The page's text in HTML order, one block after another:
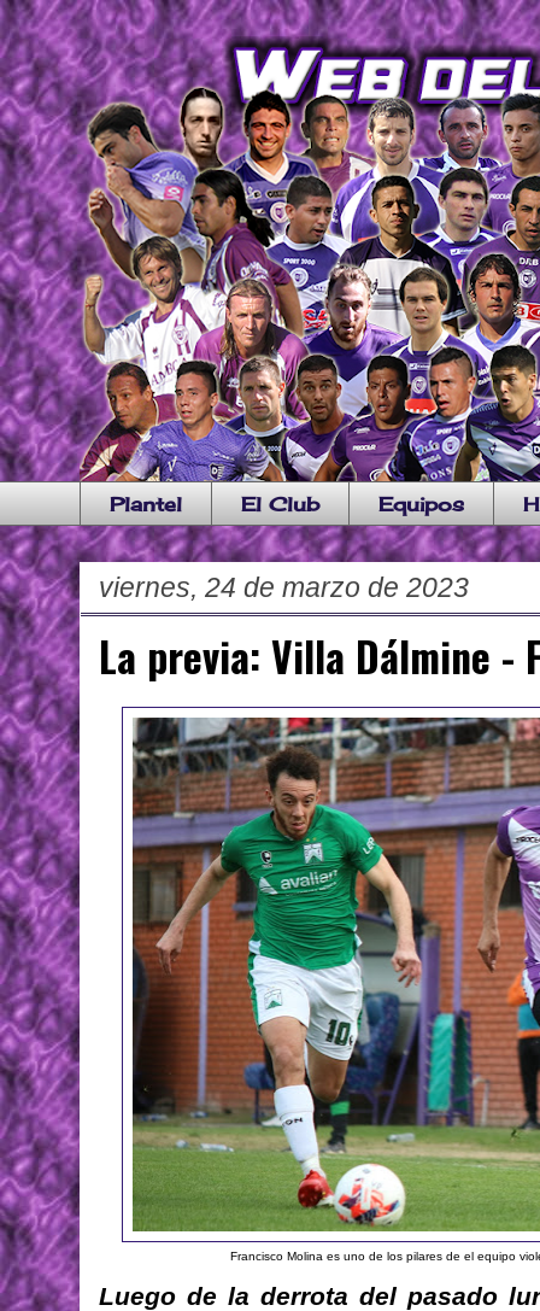
Plantel El Club Equipos
viernes, 24 de marzo de 2023
La previa: Villa Dálmine -
Francisco Molina es uno de los pilares de el equipo
Luego de la derrota del pasado